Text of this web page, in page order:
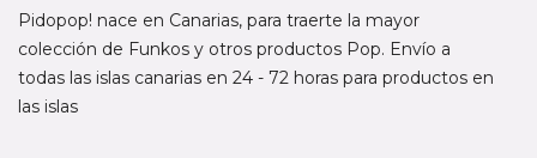
Pidopop! nace en Canarias, para traerte la mayor
colección de Funkos y otros productos Pop. Envío a
todas las islas canarias en 24 - 72 horas para productos en
las islas